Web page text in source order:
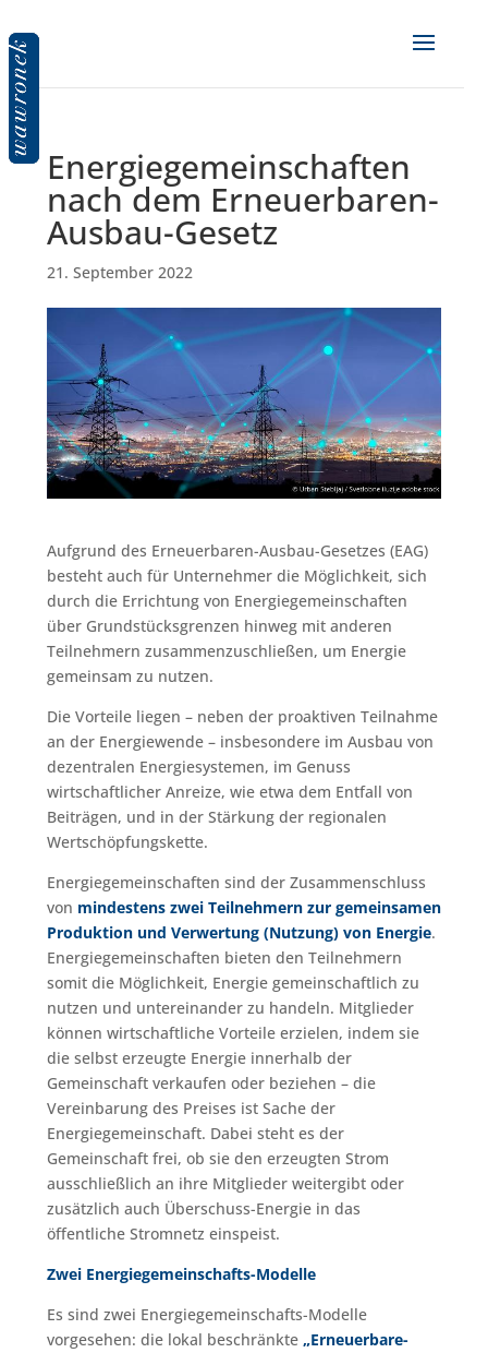
Energiegemeinschaften
nach dem Erneuerbaren-
Ausbau-Gesetz
21. September 2022
Aufgrund des Erneuerbaren-Ausbau-Gesetzes (EAG)
besteht auch für Unternehmer die Möglichkeit, sich
durch die Errichtung von Energiegemeinschaften
über Grundstücksgrenzen hinweg mit anderen
Teilnehmern zusammenzuschließen, um Energie
gemeinsam zu nutzen.
Die Vorteile liegen – neben der proaktiven Teilnahme
an der Energiewende – insbesondere im Ausbau von
dezentralen Energiesystemen, im Genuss
wirtschaftlicher Anreize, wie etwa dem Entfall von
Beiträgen, und in der Stärkung der regionalen
Wertschöpfungskette.
Energiegemeinschaften sind der Zusammenschluss
von mindestens zwei Teilnehmern zur gemeinsamen
Produktion und Verwertung (Nutzung) von Energie.
Energiegemeinschaften bieten den Teilnehmern
somit die Möglichkeit, Energie gemeinschaftlich zu
nutzen und untereinander zu handeln. Mitglieder
können wirtschaftliche Vorteile erzielen, indem sie
die selbst erzeugte Energie innerhalb der
Gemeinschaft verkaufen oder beziehen – die
Vereinbarung des Preises ist Sache der
Energiegemeinschaft. Dabei steht es der
Gemeinschaft frei, ob sie den erzeugten Strom
ausschließlich an ihre Mitglieder weitergibt oder
zusätzlich auch Überschuss-Energie in das
öffentliche Stromnetz einspeist.
Zwei Energiegemeinschafts-Modelle
Es sind zwei Energiegemeinschafts-Modelle
vorgesehen: die lokal beschränkte „Erneuerbare-